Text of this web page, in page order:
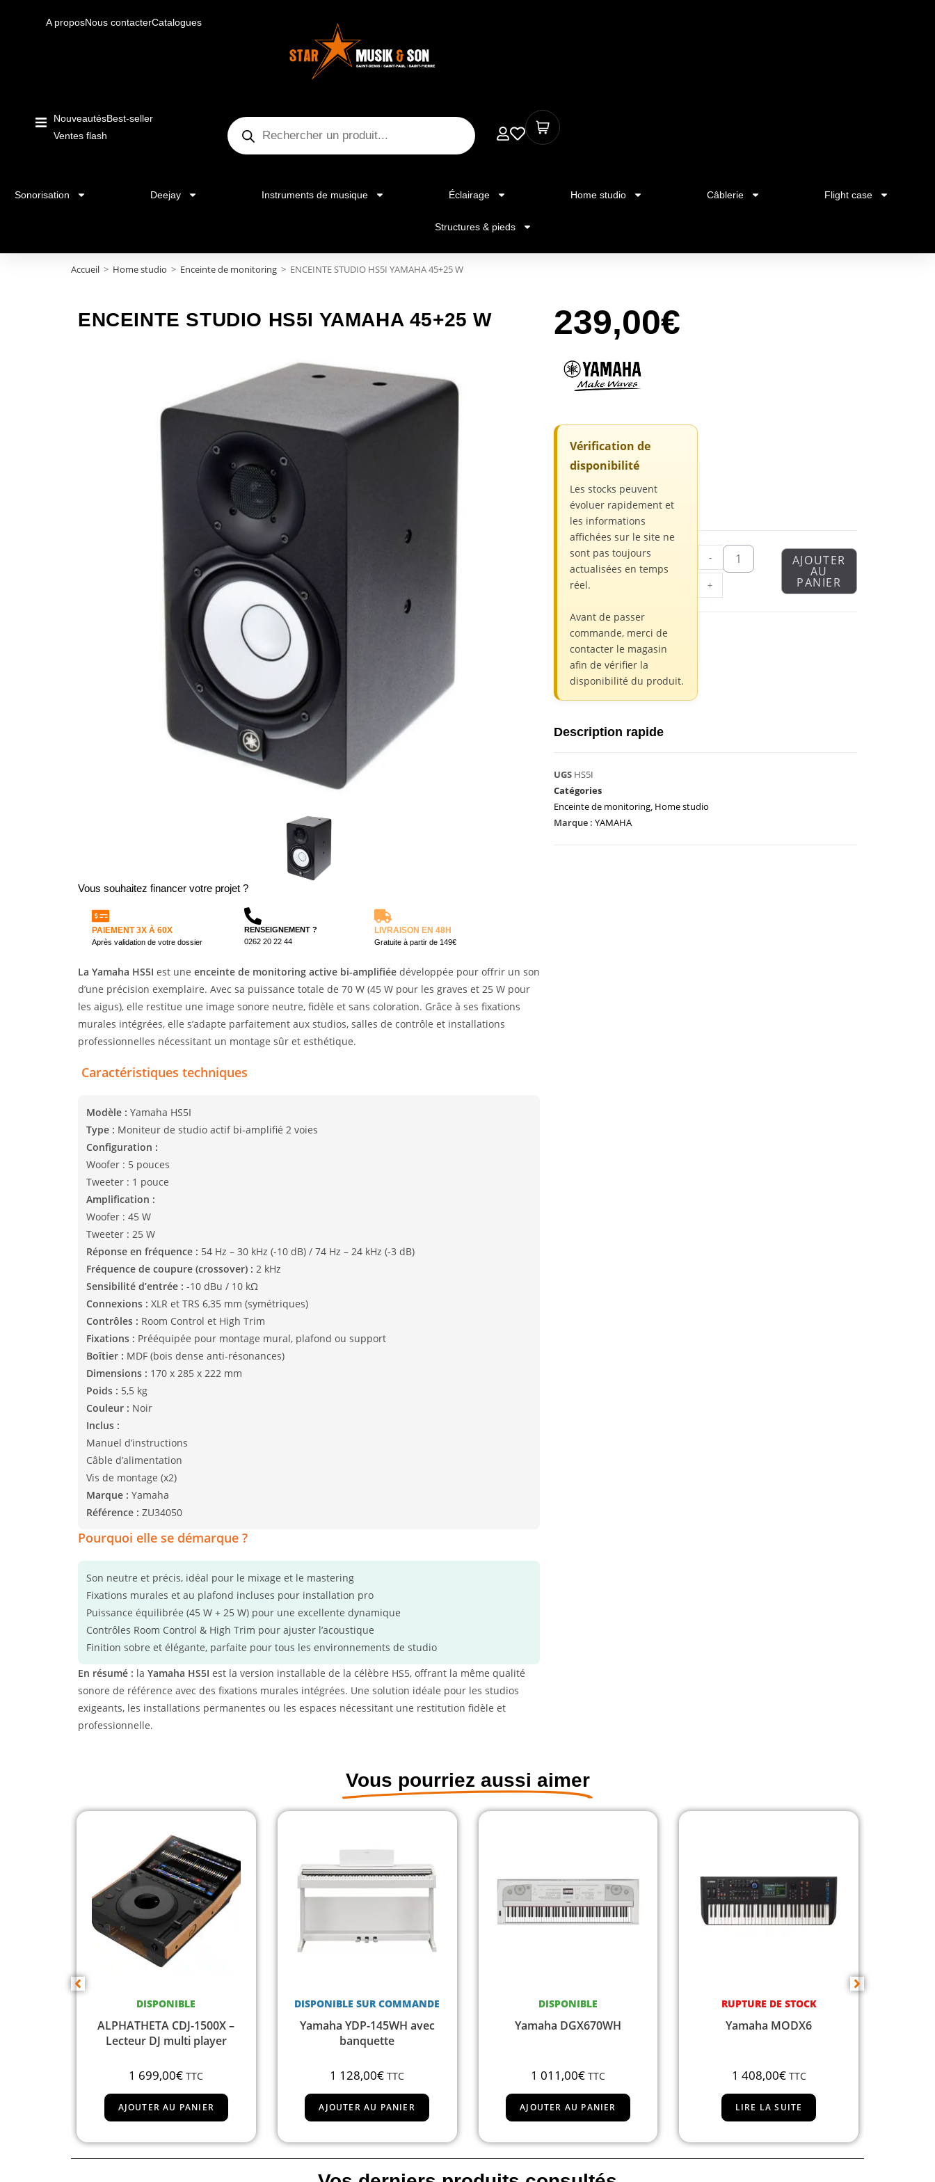
A proposNous contacterCatalogues
NouveautésBest-seller
Ventes flash
Sonorisation Deejay Instruments de musique Éclairage Home studio Câblerie Flight case
Structures & pieds
Accueil > Home studio > Enceinte de monitoring > ENCEINTE STUDIO HS5I YAMAHA 45+25 W
ENCEINTE STUDIO HS5I YAMAHA 45+25 W
Vous souhaitez financer votre projet ?
PAIEMENT 3X À 60X
Après validation de votre dossier
RENSEIGNEMENT ?
0262 20 22 44
LIVRAISON EN 48H
Gratuite à partir de 149€
La Yamaha HS5I est une enceinte de monitoring active bi-amplifiée développée pour offrir un son
d’une précision exemplaire. Avec sa puissance totale de 70 W (45 W pour les graves et 25 W pour
les aigus), elle restitue une image sonore neutre, fidèle et sans coloration. Grâce à ses fixations
murales intégrées, elle s’adapte parfaitement aux studios, salles de contrôle et installations
professionnelles nécessitant un montage sûr et esthétique.
️ Caractéristiques techniques
Modèle : Yamaha HS5I
Type : Moniteur de studio actif bi-amplifié 2 voies
Configuration :
Woofer : 5 pouces
Tweeter : 1 pouce
Amplification :
Woofer : 45 W
Tweeter : 25 W
Réponse en fréquence : 54 Hz – 30 kHz (-10 dB) / 74 Hz – 24 kHz (-3 dB)
Fréquence de coupure (crossover) : 2 kHz
Sensibilité d’entrée : -10 dBu / 10 kΩ
Connexions : XLR et TRS 6,35 mm (symétriques)
Contrôles : Room Control et High Trim
Fixations : Prééquipée pour montage mural, plafond ou support
Boîtier : MDF (bois dense anti-résonances)
Dimensions : 170 x 285 x 222 mm
Poids : 5,5 kg
Couleur : Noir
Inclus :
Manuel d’instructions
Câble d’alimentation
Vis de montage (x2)
Marque : Yamaha
Référence : ZU34050
Pourquoi elle se démarque ?
Son neutre et précis, idéal pour le mixage et le mastering
Fixations murales et au plafond incluses pour installation pro
Puissance équilibrée (45 W + 25 W) pour une excellente dynamique
Contrôles Room Control & High Trim pour ajuster l’acoustique
Finition sobre et élégante, parfaite pour tous les environnements de studio
En résumé : la Yamaha HS5I est la version installable de la célèbre HS5, offrant la même qualité
sonore de référence avec des fixations murales intégrées. Une solution idéale pour les studios
exigeants, les installations permanentes ou les espaces nécessitant une restitution fidèle et
professionnelle.
239,00€
Vérification de
disponibilité
Les stocks peuvent
évoluer rapidement et
les informations
affichées sur le site ne
sont pas toujours
actualisées en temps
réel.
Avant de passer
commande, merci de
contacter le magasin
afin de vérifier la
disponibilité du produit.
-
+
AJOUTER
AU
PANIER
Description rapide
UGS HS5I
Catégories
Enceinte de monitoring, Home studio
Marque : YAMAHA
Vous pourriez aussi aimer
DISPONIBLE SUR COMMANDE
Yamaha YDP-145WH avec
banquette
1 128,00€ TTC
AJOUTER AU PANIER
DISPONIBLE
Yamaha DGX670WH
1 011,00€ TTC
AJOUTER AU PANIER
RUPTURE DE STOCK
Yamaha MODX6
1 408,00€ TTC
LIRE LA SUITE
RUPTURE DE STOCK
Yamaha MODX7
1 728,00€ TTC
LIRE LA SUITE